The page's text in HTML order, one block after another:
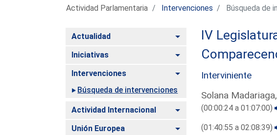
Actividad Parlamentaria Intervenciones Búsqueda de
Actualidad Alternar
Iniciativas Alternar
Intervenciones
Alternar
Búsqueda de intervenciones
Actividad Internacional Alternar
Unión Europea Alternar
IV
Interviniente
Solana
(00:00:24 a 01:07:00)
(01:40:55 a 02:08:39)